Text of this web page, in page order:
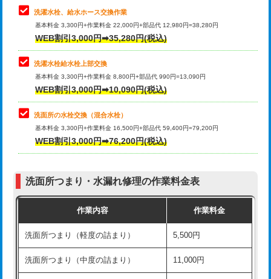
業）
排水管工事（排水管工事/3ｍまで） 55,000円
排水管工事（追加 排水管工事/3ｍ超
え）
マス交換（土の掘削・埋め戻し作業）
マス交換（深さ50㎝未満）
マス交換（深さ50㎝以上）
モルタル補修（厚さ10㎝まで） 27,500円
モルタル補修（厚さ10㎝超え） 38,500円
洗面台設置 38,500円
キッチンタンク脱着
その他部品の脱着
交換・取付（タンク）
交換・取付(単水栓（壁付・デッキ
式）)
交換・取付(混合水栓（壁付・デッキ
式・ワンホール）)
16,500円+材料費
（P/S/ポップアップ））
交換・取付（その他部品） 11,000円+材料費
持込商品取付（単水栓） 13,200円
持込商品取付（混合水栓） 16,500円
持込商品取付（浄水器・分岐水栓） 16,500円
洗濯水栓、給水ホース交換作業
基本料金 3,300円+作業料金 22,000円+部品代 12,980円=38,280円
WEB割引3,000円➡35,280円(税込)
洗濯水栓給水栓上部交換
基本料金 3,300円+作業料金 8,800円+部品代 990円=13,090円
WEB割引3,000円➡10,090円(税込)
洗面所の水栓交換（混合水栓）
基本料金 3,300円+作業料金 16,500円+部品代 59,400円=79,200円
WEB割引3,000円➡76,200円(税込)
洗面所つまり・水漏れ修理の作業料金表
作業内容 作業料金
洗面所つまり（軽度の詰まり） 5,500円
洗面所つまり（中度の詰まり） 11,000円